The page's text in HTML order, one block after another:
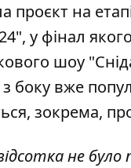
на
у фінал
шоу "
боку вже
зокрема,
не